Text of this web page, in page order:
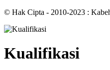
© Hak Cipta - 2010-2023 :
Kualifikasi